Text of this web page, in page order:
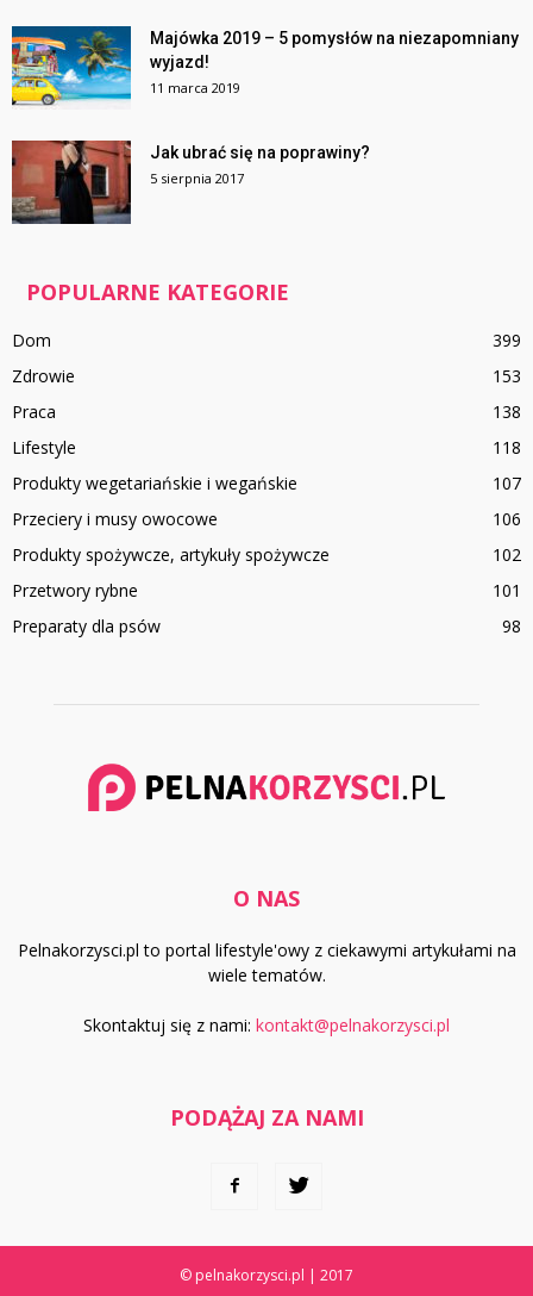
Majówka 2019 – 5 pomysłów na niezapomniany
wyjazd!
11 marca 2019
Jak ubrać się na poprawiny?
5 sierpnia 2017
POPULARNE KATEGORIE
Dom
399
Zdrowie
153
Praca
138
Lifestyle
118
Produkty wegetariańskie i wegańskie
107
Przeciery i musy owocowe
106
Produkty spożywcze, artykuły spożywcze
102
Przetwory rybne
101
Preparaty dla psów
98
O NAS
Pelnakorzysci.pl to portal lifestyle'owy z ciekawymi artykułami na
wiele tematów.
Skontaktuj się z nami: kontakt@pelnakorzysci.pl
PODĄŻAJ ZA NAMI
© pelnakorzysci.pl | 2017